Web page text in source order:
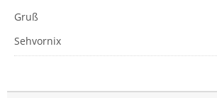
Gruß
Sehvornix